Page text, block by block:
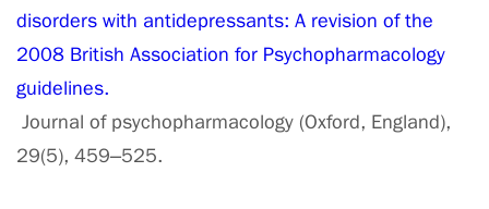
disorders with antidepressants: A revision of the
2008 British Association for Psychopharmacology
guidelines.
Journal of psychopharmacology (Oxford, England),
29(5), 459–525.